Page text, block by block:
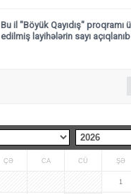
Bu il "Böyük Qayıdış" proqramı
edilmiş layihələrin sayı açıqlanıb
ÇƏ CA CÜ ŞƏ
1